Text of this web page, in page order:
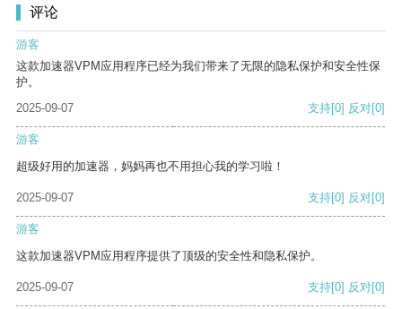
评论
游客
这款加速器VPM应用程序已经为我们带来了无限的隐私保护和安全性保
护。
2025-09-07
支持[0] 反对[0]
游客
超级好用的加速器，妈妈再也不用担心我的学习啦！
2025-09-07 支持[0] 反对[0]
游客
这款加速器VPM应用程序提供了顶级的安全性和隐私保护。
2025-09-07 支持[0] 反对[0]